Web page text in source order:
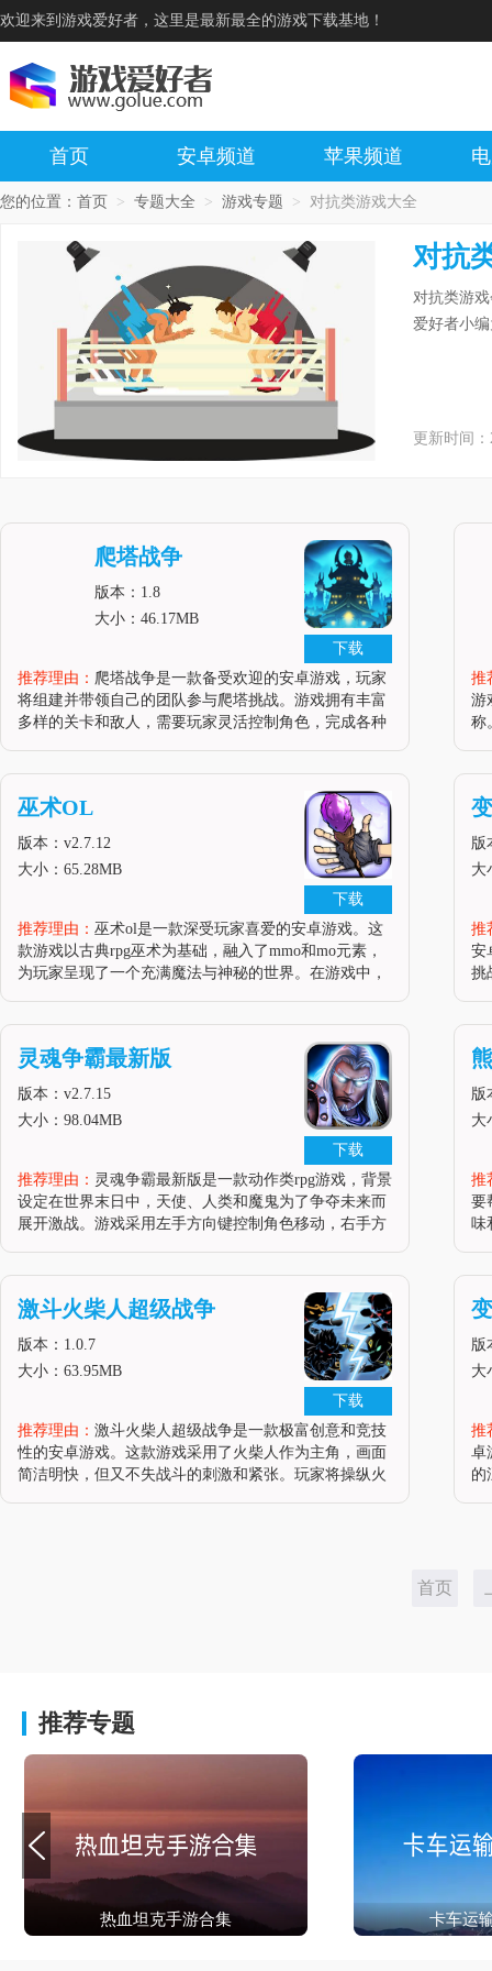
欢迎来到游戏爱好者，这里是最新最全的游戏下载基地！
首页 安卓频道 苹果频道
您的位置： 首页 > 专题大全 > 游戏专题 > 对抗类游戏大全
对抗
对抗类游
爱好者小
更新时间：
下载
爬塔战争
版本：1.8
大小：46.17MB
推荐理由： 爬塔战争是一款备受欢迎的安卓游戏，玩家
将组建并带领自己的团队参与爬塔挑战。游戏拥有丰富
多样的关卡和敌人，需要玩家灵活控制角色，完成各种
推
游
称
下载
巫术OL
版本：v2.7.12
大小：65.28MB
推荐理由： 巫术ol是一款深受玩家喜爱的安卓游戏。这
款游戏以古典rpg巫术为基础，融入了mmo和mo元素，
为玩家呈现了一个充满魔法与神秘的世界。在游戏中，
版
大
推
安
挑
下载
灵魂争霸最新版
版本：v2.7.15
大小：98.04MB
推荐理由： 灵魂争霸最新版是一款动作类rpg游戏，背景
设定在世界末日中，天使、人类和魔鬼为了争夺未来而
展开激战。游戏采用左手方向键控制角色移动，右手方
版
大
推
要
味
下载
激斗火柴人超级战争
版本：1.0.7
大小：63.95MB
推荐理由： 激斗火柴人超级战争是一款极富创意和竞技
性的安卓游戏。这款游戏采用了火柴人作为主角，画面
简洁明快，但又不失战斗的刺激和紧张。玩家将操纵火
版
大
推
卓
的
首页
推荐专题
热血坦克手游合集 卡车运